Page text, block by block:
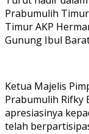
Prabumulih
Timur AKP
Gunung Ibul
Ketua Majelis
Prabumulih Rifky
apresiasinya
telah